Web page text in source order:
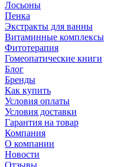
Лосьоны
Пенка
Экстракты для ванны
Витаминные комплексы
Фитотерапия
Гомеопатические книги
Блог
Бренды
Как купить
Условия оплаты
Условия доставки
Гарантия на товар
Компания
О компании
Новости
Отзывы